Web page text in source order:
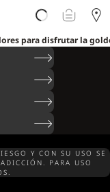
para disfrutar la
Y CON SU USO SE
PARA USO